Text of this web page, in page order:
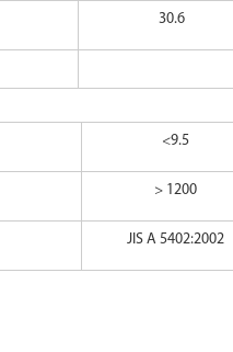
30.6
<9.5
> 1200
JIS A 5402:2002